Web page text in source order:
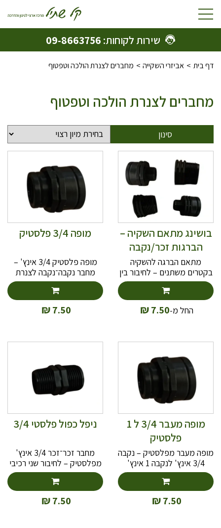
Toggle
navigation
שירות לקוחות: 09-8663756
דף בית אביזרי השקייה מחברים לצנרת הולכה וטפטוף
מחברים לצנרת הולכה וטפטוף
סינון
בושינג מתאם השקיה –
הברגות זכר/נקבה
(1/2, 3/4, 1 אינץ')מתאם הברגה להשקיה
בקטרים משתנים – לחיבור בין
נקבה לזכר בגדלים 1/2, 3/4
ו־1 אינץ'. עשוי פלסטיק עמיד,
מתאים לצנרת ואביזרי השקיה
החל מ-7.50
₪
מופה 3/4 פלסטיק
מופה פלסטיק 3/4 אינץ' –
מחבר נקבה־נקבה לצנרת
השקיה בגינה
7.50
₪
מופה מעבר 3/4 ל 1
פלסטיק
מופה מעבר מפלסטיק – נקבה
3/4 אינץ' לנקבה 1 אינץ'
לצנרת השקיה.
7.50
₪
ניפל כפול פלסטי 3/4
מחבר זכר־זכר 3/4 אינץ'
מפלסטיק – לחיבור שני רכיבי
השקיה בקלות
7.50
₪